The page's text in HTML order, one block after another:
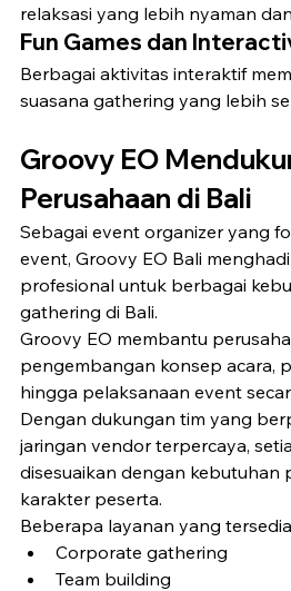
relaksasi yang lebih nyaman
Fun Games dan
Berbagai aktivitas interaktif
suasana gathering yang lebih
Groovy EO
Perusahaan di Bali
Sebagai event organizer yang
event, Groovy EO Bali
profesional untuk berbagai
gathering di Bali.
Groovy EO membantu
pengembangan konsep acara,
hingga pelaksanaan event
Dengan dukungan tim yang
jaringan vendor terpercaya,
disesuaikan dengan kebutuhan
karakter peserta.
Beberapa layanan yang
Corporate gathering
Team building